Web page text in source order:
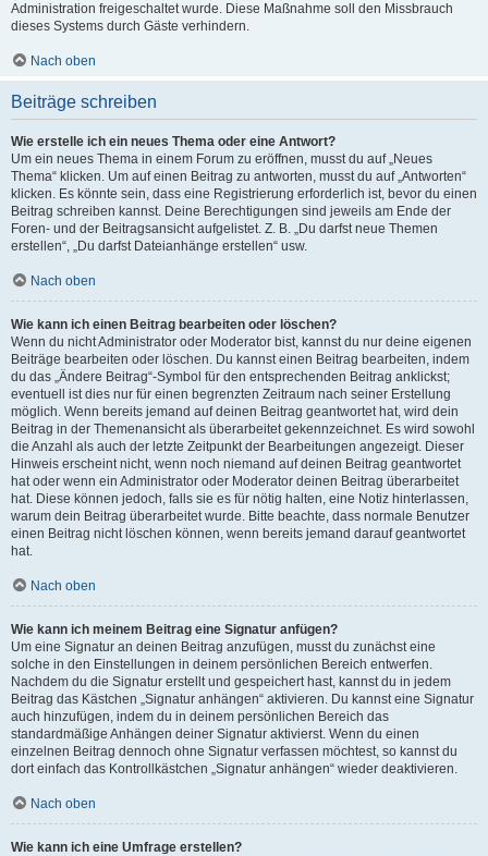
Administration freigeschaltet wurde. Diese Maßnahme soll den Missbrauch
dieses Systems durch Gäste verhindern.
Nach oben
Beiträge schreiben
Wie erstelle ich ein neues Thema oder eine Antwort?
Um ein neues Thema in einem Forum zu eröffnen, musst du auf „Neues
Thema“ klicken. Um auf einen Beitrag zu antworten, musst du auf „Antworten“
klicken. Es könnte sein, dass eine Registrierung erforderlich ist, bevor du einen
Beitrag schreiben kannst. Deine Berechtigungen sind jeweils am Ende der
Foren- und der Beitragsansicht aufgelistet. Z. B. „Du darfst neue Themen
erstellen“, „Du darfst Dateianhänge erstellen“ usw.
Nach oben
Wie kann ich einen Beitrag bearbeiten oder löschen?
Wenn du nicht Administrator oder Moderator bist, kannst du nur deine eigenen
Beiträge bearbeiten oder löschen. Du kannst einen Beitrag bearbeiten, indem
du das „Ändere Beitrag“-Symbol für den entsprechenden Beitrag anklickst;
eventuell ist dies nur für einen begrenzten Zeitraum nach seiner Erstellung
möglich. Wenn bereits jemand auf deinen Beitrag geantwortet hat, wird dein
Beitrag in der Themenansicht als überarbeitet gekennzeichnet. Es wird sowohl
die Anzahl als auch der letzte Zeitpunkt der Bearbeitungen angezeigt. Dieser
Hinweis erscheint nicht, wenn noch niemand auf deinen Beitrag geantwortet
hat oder wenn ein Administrator oder Moderator deinen Beitrag überarbeitet
hat. Diese können jedoch, falls sie es für nötig halten, eine Notiz hinterlassen,
warum dein Beitrag überarbeitet wurde. Bitte beachte, dass normale Benutzer
einen Beitrag nicht löschen können, wenn bereits jemand darauf geantwortet
hat.
Nach oben
Wie kann ich meinem Beitrag eine Signatur anfügen?
Um eine Signatur an deinen Beitrag anzufügen, musst du zunächst eine
solche in den Einstellungen in deinem persönlichen Bereich entwerfen.
Nachdem du die Signatur erstellt und gespeichert hast, kannst du in jedem
Beitrag das Kästchen „Signatur anhängen“ aktivieren. Du kannst eine Signatur
auch hinzufügen, indem du in deinem persönlichen Bereich das
standardmäßige Anhängen deiner Signatur aktivierst. Wenn du einen
einzelnen Beitrag dennoch ohne Signatur verfassen möchtest, so kannst du
dort einfach das Kontrollkästchen „Signatur anhängen“ wieder deaktivieren.
Nach oben
Wie kann ich eine Umfrage erstellen?